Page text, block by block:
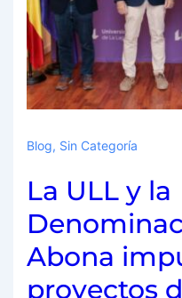
Blog, Sin Categoría
La ULL y la
Abona
proyectos